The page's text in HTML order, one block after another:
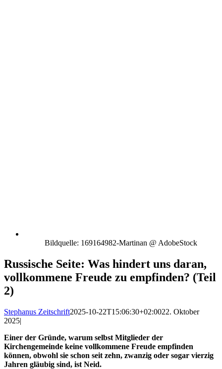
Bildquelle: 169164982-Martinan @ AdobeStock
Russische Seite: Was hindert uns daran,
vollkommene Freude zu empfinden? (Teil
2)
Stephanus Zeitschrift2025-10-22T15:06:30+02:0022. Oktober
2025|
Einer der Gründe, warum selbst Mitglieder der
Kirchengemeinde keine vollkommene Freude empfinden
können, obwohl sie schon seit zehn, zwanzig oder sogar vierzig
Jahren gläubig sind, ist Neid.